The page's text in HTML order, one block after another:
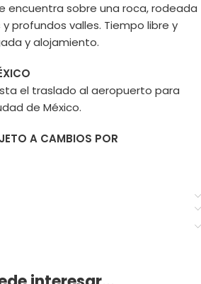
encuentra sobre una roca, rodeada
profundos valles. Tiempo libre y
y alojamiento.
el traslado al aeropuerto para
de México.
A CAMBIOS POR